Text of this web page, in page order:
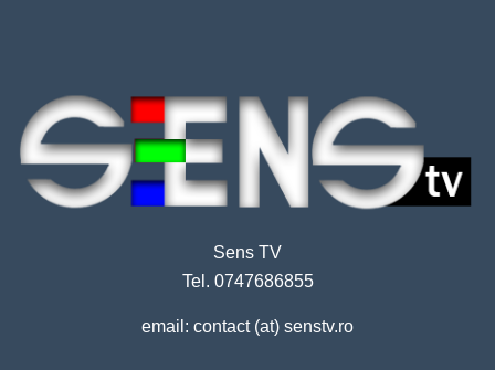
Sens TV
Tel. 0747686855
email: contact (at) senstv.ro